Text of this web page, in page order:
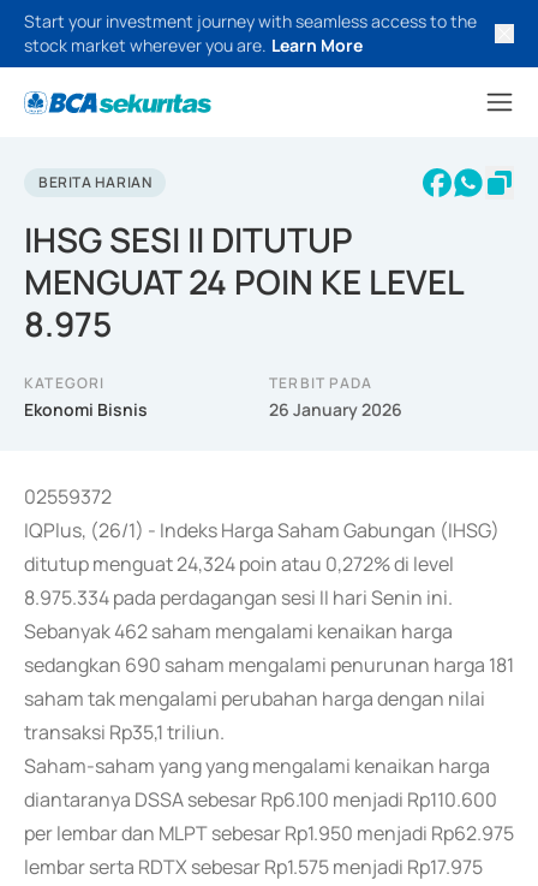
Start your investment journey with seamless access to the
stock market wherever you are. Learn More
BERITA HARIAN
IHSG SESI II DITUTUP
MENGUAT 24 POIN KE LEVEL
8.975
KATEGORI
Ekonomi Bisnis
TERBIT PADA
26 January 2026
02559372
IQPlus, (26/1) - Indeks Harga Saham Gabungan (IHSG)
ditutup menguat 24,324 poin atau 0,272% di level
8.975.334 pada perdagangan sesi II hari Senin ini.
Sebanyak 462 saham mengalami kenaikan harga
sedangkan 690 saham mengalami penurunan harga 181
saham tak mengalami perubahan harga dengan nilai
transaksi Rp35,1 triliun.
Saham-saham yang yang mengalami kenaikan harga
diantaranya DSSA sebesar Rp6.100 menjadi Rp110.600
per lembar dan MLPT sebesar Rp1.950 menjadi Rp62.975
lembar serta RDTX sebesar Rp1.575 menjadi Rp17.975